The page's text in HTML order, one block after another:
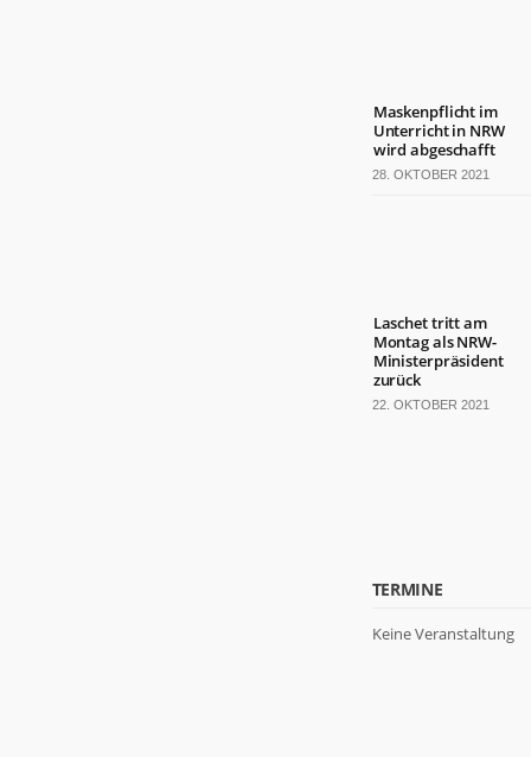
Maskenpflicht im
Unterricht in NRW
wird abgeschafft
28. OKTOBER 2021
Laschet tritt am
Montag als NRW-
Ministerpräsident
zurück
22. OKTOBER 2021
TERMINE
Keine Veranstaltung